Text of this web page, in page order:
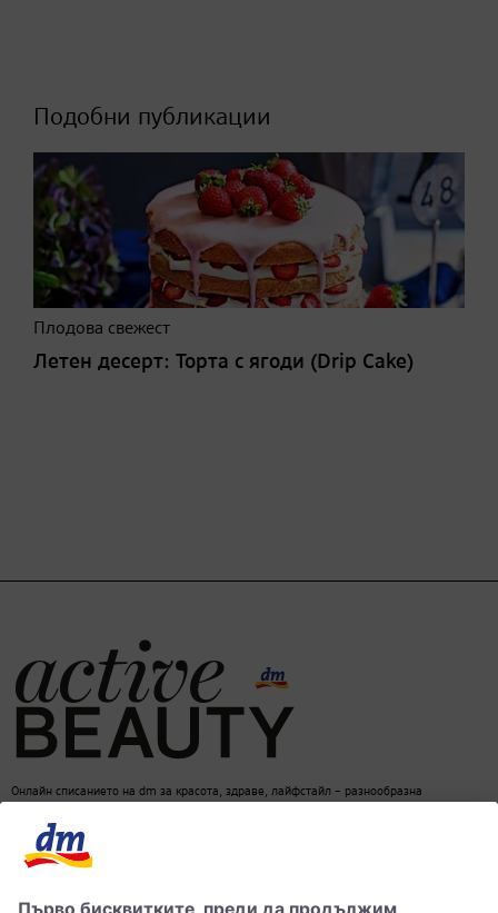
Подобни публикации
Плодова свежест
Летен десерт: Торта с ягоди (Drip Cake)
Онлайн списанието на dm за красота, здраве, лайфстайл – разнообразна